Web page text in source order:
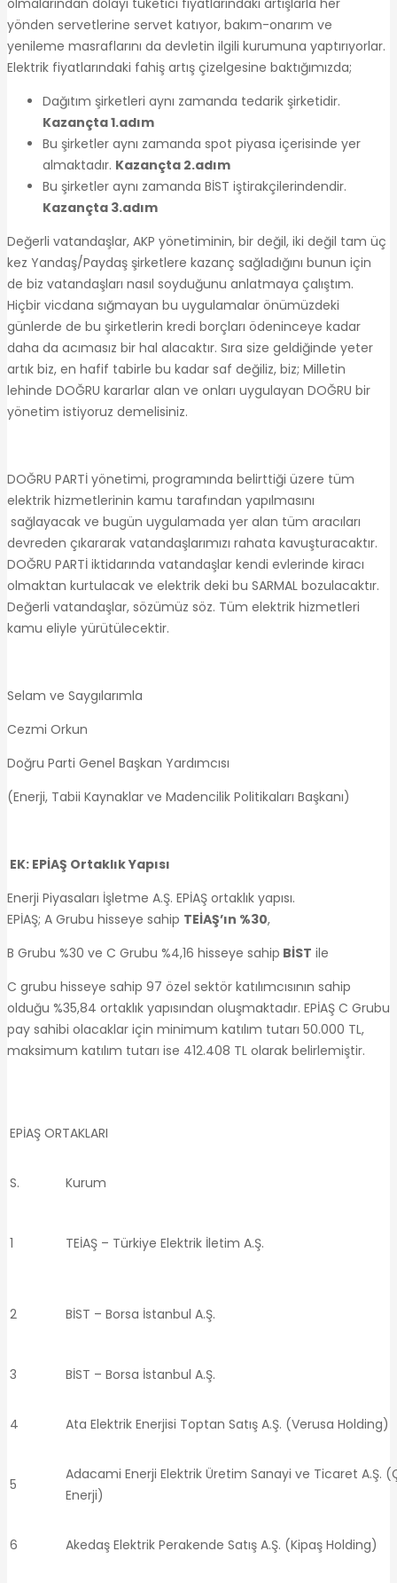
yönden servetlerine servet katıyor, bakım-onarım ve
yenileme masraflarını da devletin ilgili kurumuna yaptırıyorlar.
Elektrik fiyatlarındaki fahiş artış çizelgesine baktığımızda;
Dağıtım şirketleri aynı zamanda tedarik şirketidir.
Kazançta 1.adım
Bu şirketler aynı zamanda spot piyasa içerisinde yer
almaktadır. Kazançta 2.adım
Bu şirketler aynı zamanda BİST iştirakçilerindendir.
Kazançta 3.adım
Değerli vatandaşlar, AKP yönetiminin, bir değil, iki değil tam üç
kez Yandaş/Paydaş şirketlere kazanç sağladığını bunun için
de biz vatandaşları nasıl soyduğunu anlatmaya çalıştım.
Hiçbir vicdana sığmayan bu uygulamalar önümüzdeki
günlerde de bu şirketlerin kredi borçları ödeninceye kadar
daha da acımasız bir hal alacaktır. Sıra size geldiğinde yeter
artık biz, en hafif tabirle bu kadar saf değiliz, biz; Milletin
lehinde DOĞRU kararlar alan ve onları uygulayan DOĞRU bir
yönetim istiyoruz demelisiniz.
DOĞRU PARTİ yönetimi, programında belirttiği üzere tüm
elektrik hizmetlerinin kamu tarafından yapılmasını
sağlayacak ve bugün uygulamada yer alan tüm aracıları
devreden çıkararak vatandaşlarımızı rahata kavuşturacaktır.
DOĞRU PARTİ iktidarında vatandaşlar kendi evlerinde kiracı
olmaktan kurtulacak ve elektrik deki bu SARMAL bozulacaktır.
Değerli vatandaşlar, sözümüz söz. Tüm elektrik hizmetleri
kamu eliyle yürütülecektir.
Selam ve Saygılarımla
Cezmi Orkun
Doğru Parti Genel Başkan Yardımcısı
(Enerji, Tabii Kaynaklar ve Madencilik Politikaları Başkanı)
EK: EPİAŞ Ortaklık Yapısı
Enerji Piyasaları İşletme A.Ş. EPİAŞ ortaklık yapısı.
EPİAŞ; A Grubu hisseye sahip TEİAŞ’ın %30,
B Grubu %30 ve C Grubu %4,16 hisseye sahip BİST ile
C grubu hisseye sahip 97 özel sektör katılımcısının sahip
olduğu %35,84 ortaklık yapısından oluşmaktadır. EPİAŞ C Grubu
pay sahibi olacaklar için minimum katılım tutarı 50.000 TL,
maksimum katılım tutarı ise 412.408 TL olarak belirlemiştir.
EPİAŞ ORTAKLARI
S. Kurum
1 TEİAŞ – Türkiye Elektrik İletim A.Ş.
2 BİST – Borsa İstanbul A.Ş.
3 BİST – Borsa İstanbul A.Ş.
4 Ata Elektrik Enerjisi Toptan Satış A.Ş. (Verusa Holding)
5
Adacami Enerji Elektrik Üretim Sanayi ve Ticaret A.Ş.
Enerji)
6 Akedaş Elektrik Perakende Satış A.Ş. (Kipaş Holding)